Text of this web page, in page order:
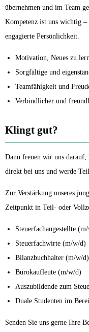
übernehmen und im Team
Kompetenz ist uns wichtig –
engagierte Persönlichkeit.
Motivation, Neues zu
Sorgfältige und
Teamfähigkeit und
Verbindlicher und
Klingt gut?
Dann freuen wir uns
direkt bei uns und werde Teil
Zur Verstärkung unseres
Zeitpunkt in Teil- oder
Steuerfachangestellte
​Steuerfachwirte (m/w/d)
Bilanzbuchhalter (m/w/d)
Bürokaufleute (m/w/d)
Auszubildende zum
Duale Studenten im
Senden Sie uns gerne Ihre